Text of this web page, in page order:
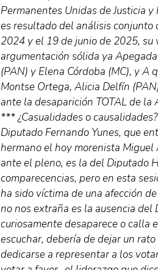
Permanentes Unidas de Justicia
es resultado del análisis
2024 y el 19 de junio de 2025, su
argumentación sólida ya
(PAN) y Elena Córdoba (MC), y A
Montse Ortega, Alicia Delfín
ante la desaparición TOTAL de
*** ¿Casualidades o
Diputado Fernando Yunes, que
hermano el hoy morenista Miguel
ante el pleno, es la del Diputado
comparecencias, pero en esta
ha sido víctima de una afección
no nos extraña es la ausencia
curiosamente desaparece o calla
escuchar, debería de dejar un
dedicarse a representar a los